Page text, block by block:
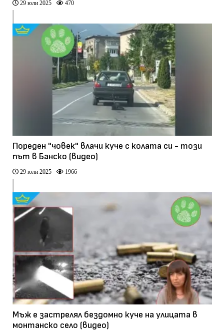
29 юли 2025 470
Пореден "човек" влачи куче с колата си - този
път в Банско (видео)
29 юли 2025 1966
Мъж е застрелял бездомно куче на улицата в
монтанско село (видео)